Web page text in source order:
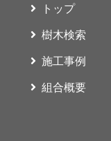
トップ
樹木検索
施工事例
組合概要